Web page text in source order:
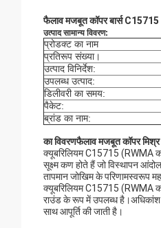
फैलाव मजबूत कॉपर बार्स
उत्पाद सामान्य विवरण:
प्रोडक्ट का नाम
प्रतिरूप संख्या।
उत्पाद विनिर्देश:
उपलब्ध उत्पाद:
डिलीवरी का समय:
पैकेट:
ब्रांड का नाम:
का विवरणफैलाव मजबूत कॉपर
क्यूबरिलियम C15715 (RWMA
सूक्ष्म कण होते हैं जो विस्थापन
तापमान जोखिम के परिणामस्वरूप
क्यूबरिलियम C15715 (RWMA
राउंड के रूप में उपलब्ध है।अधिकांश
साथ आपूर्ति की जाती है।